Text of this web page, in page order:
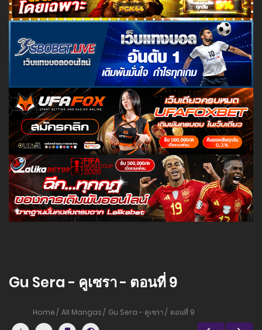
Gu Sera - คูเซรา - ตอนที่ 9
Home All Mangas Gu Sera - คูเซรา ตอนที่ 9